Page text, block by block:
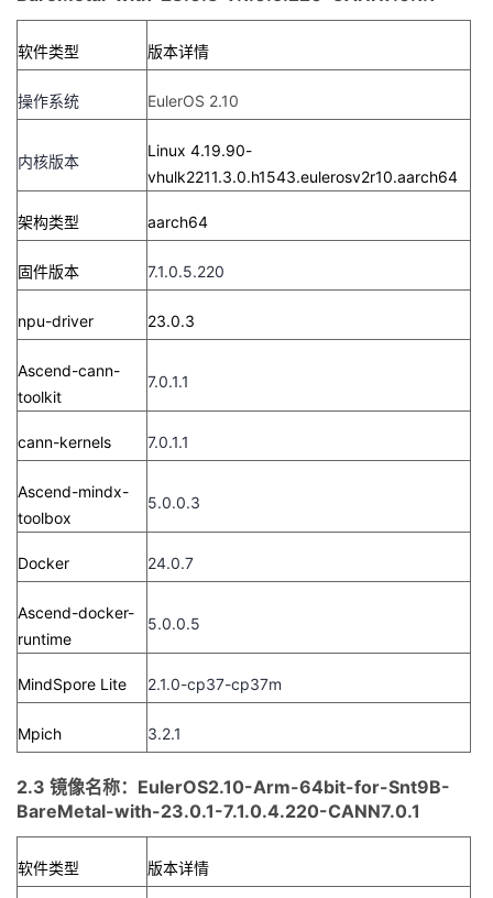
软件类型 版本详情
操作系统 EulerOS 2.10
内核版本
Linux 4.19.90-
vhulk2211.3.0.h1543.eulerosv2r10.aarch64
架构类型 aarch64
固件版本 7.1.0.5.220
npu-driver 23.0.3
Ascend-cann-
toolkit
7.0.1.1
cann-kernels 7.0.1.1
Ascend-mindx-
toolbox
5.0.0.3
Docker 24.0.7
Ascend-docker-
runtime
5.0.0.5
MindSpore Lite 2.1.0-cp37-cp37m
Mpich 3.2.1
2.3 镜像名称：EulerOS2.10-Arm-64bit-for-Snt9B-
BareMetal-with-23.0.1-7.1.0.4.220-CANN7.0.1
软件类型 版本详情